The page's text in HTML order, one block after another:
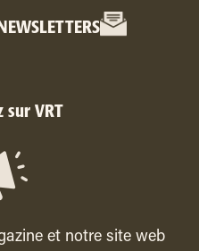
sur VRT
et notre site web